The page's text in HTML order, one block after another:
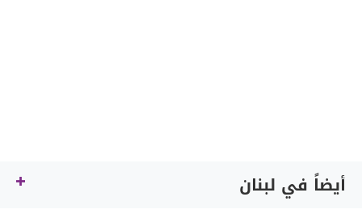
أيضاً في لبنان